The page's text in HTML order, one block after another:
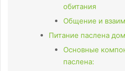
обитания
Общение и
Питание паслена
Основные
паслена: